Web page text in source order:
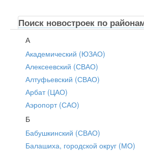
Поиск новостроек по
А
Академический (ЮЗАО)
Алексеевский (СВАО)
Алтуфьевский (СВАО)
Арбат (ЦАО)
Аэропорт (САО)
Б
Бабушкинский (СВАО)
Балашиха, городской округ (МО)